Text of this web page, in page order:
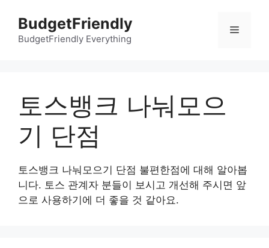
BudgetFriendly
BudgetFriendly Everything
메
토스뱅크 나눠모으
기 단점
토스뱅크 나눠모으기 단점 불편한점에 대해 알아봅
니다. 토스 관계자 분들이 보시고 개선해 주시면 앞
으로 사용하기에 더 좋을 것 같아요.